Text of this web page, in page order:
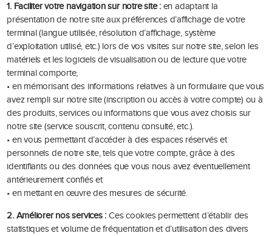
1. Faciliter votre navigation sur notre site :en adaptant la
présentation de notre site aux préférences d’affichage de votre
terminal (langue utilisée, résolution d’affichage, système
d’exploitation utilisé, etc.) lors de vos visites sur notre site, selon les
matériels et les logiciels de visualisation ou de lecture que votre
terminal comporte,
• en mémorisant des informations relatives à un formulaire que vous
avez rempli sur notre site (inscription ou accès à votre compte) ou à
des produits, services ou informations que vous avez choisis sur
notre site (service souscrit, contenu consulté, etc.).
• en vous permettant d’accéder à des espaces réservés et
personnels de notre site, tels que votre compte, grâce à des
identifiants ou des données que vous nous avez éventuellement
antérieurement confiés et
• en mettant en œuvre des mesures de sécurité.
2. Améliorer nos services : Ces cookies permettent d’établir des
statistiques et volume de fréquentation et d’utilisation des divers